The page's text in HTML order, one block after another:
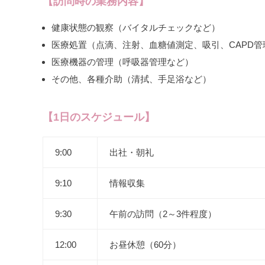
健康状態の観察（バイタルチェックなど）
医療処置（点滴、注射、血糖値測定、吸引、CAPD管
医療機器の管理（呼吸器管理など）
その他、各種介助（清拭、手足浴など）
【1日のスケジュール】
9:00 出社・朝礼
9:10 情報収集
9:30 午前の訪問（2～3件程度）
12:00 お昼休憩（60分）